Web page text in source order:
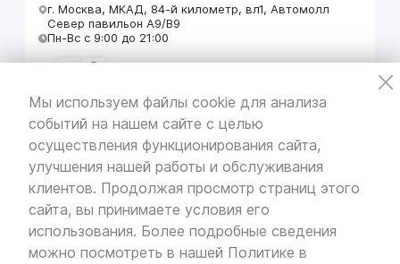
Мы используем файлы cookie для анализа
событий на нашем сайте с целью
осуществления функционирования сайта,
улучшения нашей работы и обслуживания
клиентов. Продолжая просмотр страниц этого
сайта, вы принимаете условия его
использования. Более подробные сведения
можно посмотреть в нашей Политике в
г. Москва, МКАД, 84-й километр, вл1, Автомолл
Север павильон А9/В9
Пн-Вс с 9:00 до 21:00
VOLLO Кунцево
г. Москва, МКАД 55-й километр, строение 31
павильон 5
Пн-Вс с 9:00 до 19:00